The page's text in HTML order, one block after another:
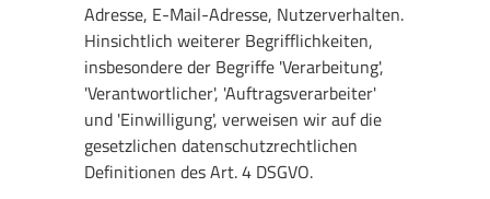
Adresse, E-Mail-Adresse, Nutzerverhalten.
Hinsichtlich weiterer Begrifflichkeiten,
insbesondere der Begriffe 'Verarbeitung',
'Verantwortlicher', 'Auftragsverarbeiter'
und 'Einwilligung', verweisen wir auf die
gesetzlichen datenschutzrechtlichen
Definitionen des Art. 4 DSGVO.